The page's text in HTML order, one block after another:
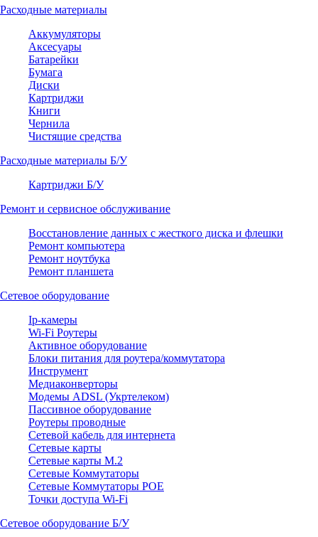
Расходные материалы
Аккумуляторы
Аксесуары
Батарейки
Бумага
Диски
Картриджи
Книги
Чернила
Чистящие средства
Расходные материалы Б/У
Картриджи Б/У
Ремонт и сервисное обслуживание
Восстановление данных с жесткого диска и флешки
Ремонт компьютера
Ремонт ноутбука
Ремонт планшета
Сетевое оборудование
Ip-камеры
Wi-Fi Роутеры
Активное оборудование
Блоки питания для роутера/коммутатора
Инструмент
Медиаконверторы
Модемы ADSL (Укртелеком)
Пассивное оборудование
Роутеры проводные
Сетевой кабель для интернета
Сетевые карты
Сетевые карты M.2
Сетевые Коммутаторы
Сетевые Коммутаторы POE
Точки доступа Wi-Fi
Сетевое оборудование Б/У